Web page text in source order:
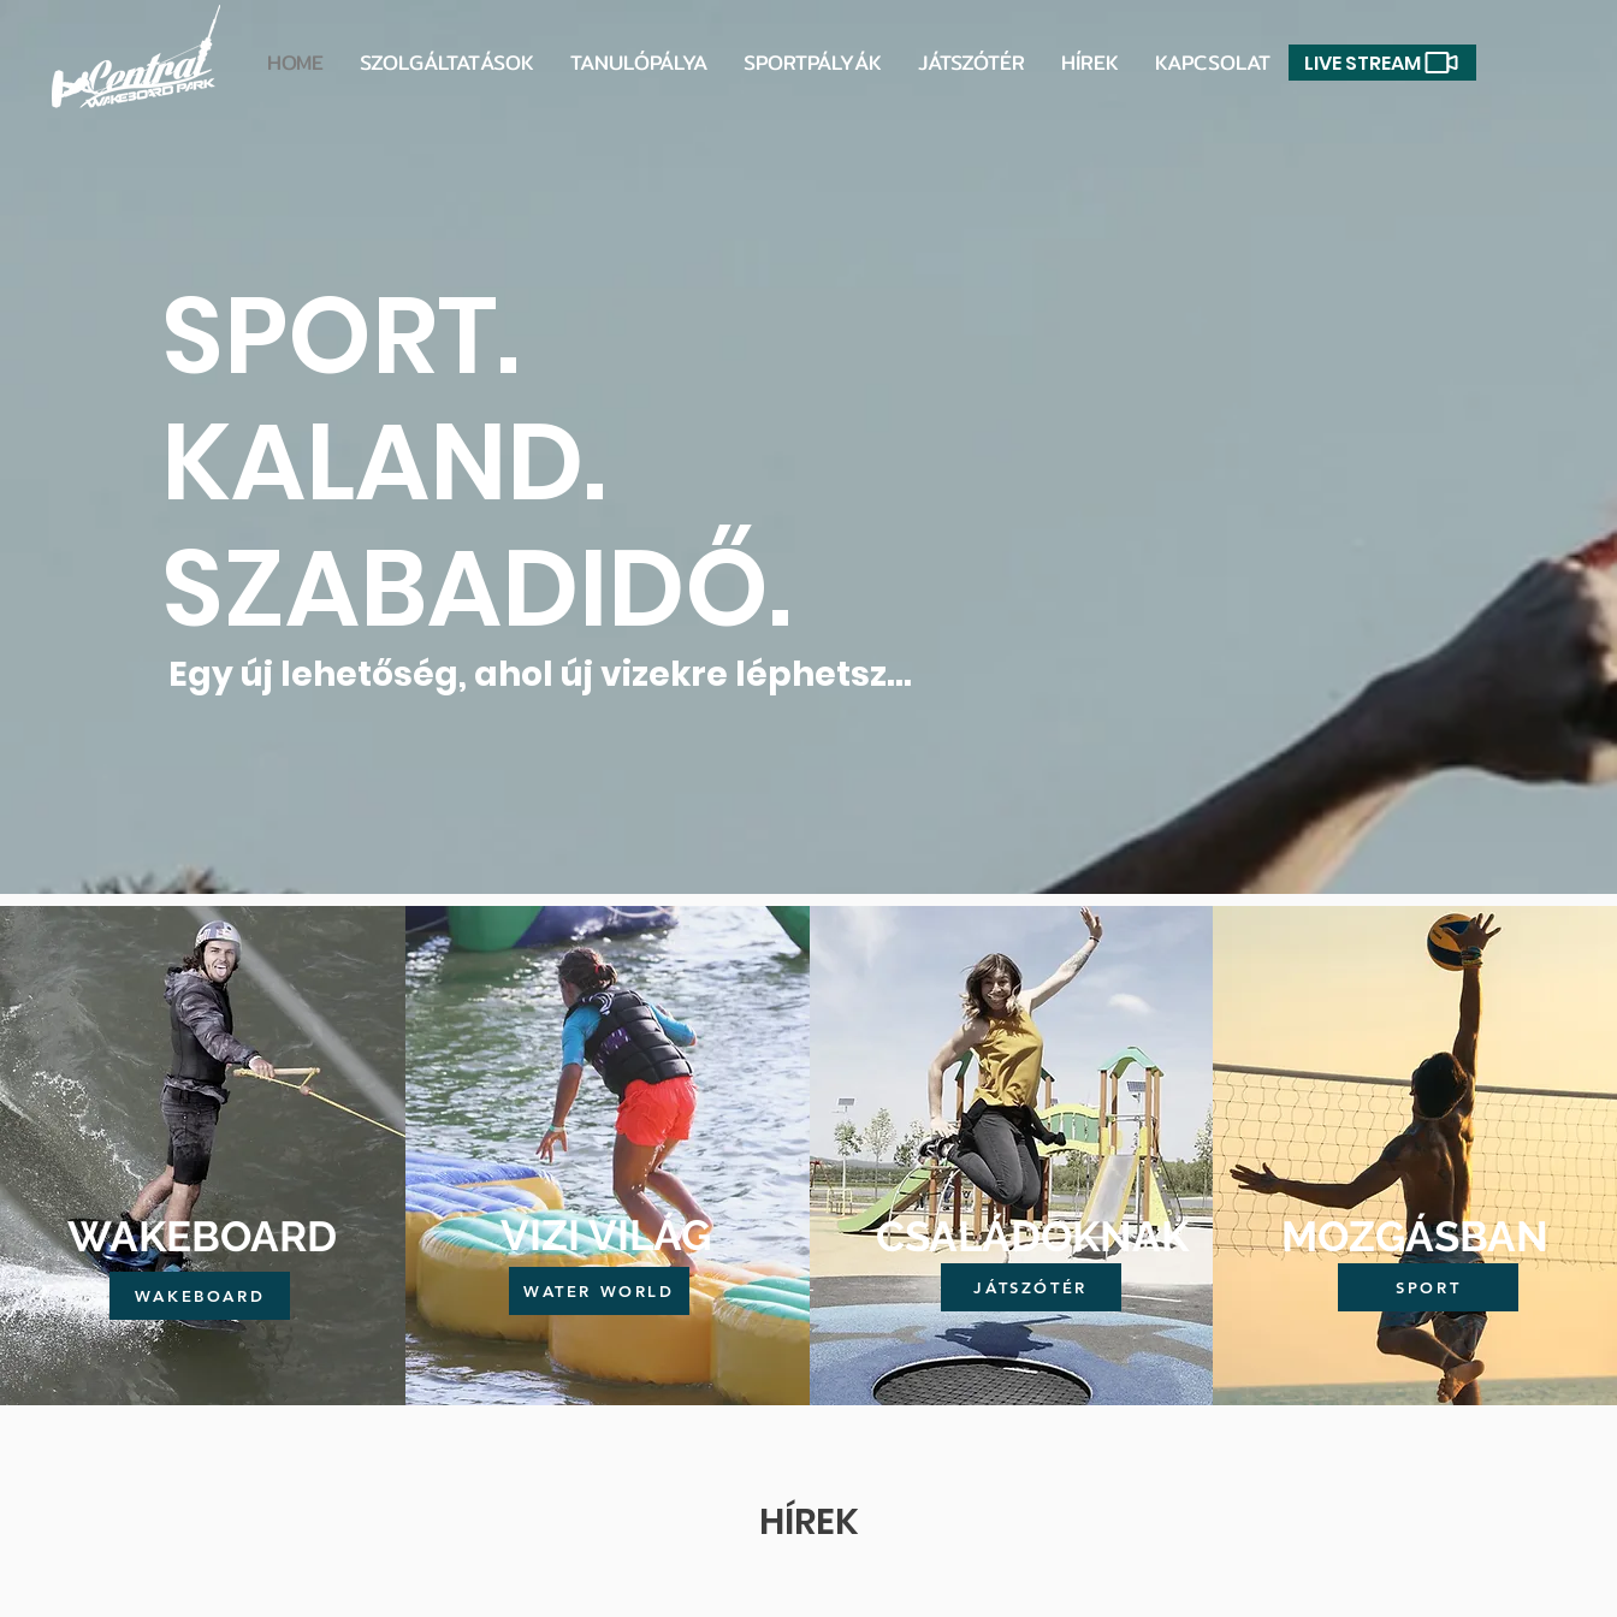
HOME SZOLGÁLTATÁSOK TANULÓPÁLYA SPORTPÁLYÁK JÁTSZÓTÉR HÍREK KAPCSOLAT LIVE STREAM
SPORT.
KALAND.
SZABADIDŐ.
Egy új lehetőség, ahol új vizekre léphetsz...
WAKEBOARD
WAKEBOARD
VIZI VILÁG
WATER WORLD
CSALÁDOKNAK
JÁTSZÓTÉR
MOZGÁSBAN
SPORT
HÍREK